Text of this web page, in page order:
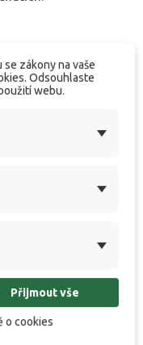
Plovoucí kukuřice
zákony na vaše
Odsouhlaste
webu.
Přijmout vše
o cookies